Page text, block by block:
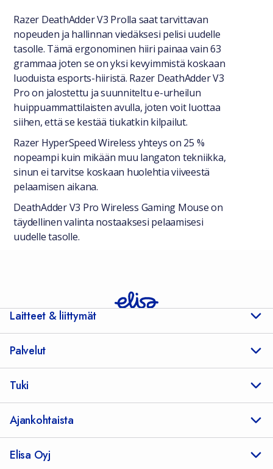
Yleiset tiedot
Razer DeathAdder V3 Prolla saat tarvittavan
nopeuden ja hallinnan viedäksesi pelisi uudelle
tasolle. Tämä ergonominen hiiri painaa vain 63
grammaa joten se on yksi kevyimmistä koskaan
luoduista esports-hiiristä. Razer DeathAdder V3
Pro on jalostettu ja suunniteltu e-urheilun
huippuammattilaisten avulla, joten voit luottaa
siihen, että se kestää tiukatkin kilpailut.
Razer HyperSpeed Wireless yhteys on 25 %
nopeampi kuin mikään muu langaton tekniikka,
sinun ei tarvitse koskaan huolehtia viiveestä
pelaamisen aikana.
DeathAdder V3 Pro Wireless Gaming Mouse on
täydellinen valinta nostaaksesi pelaamisesi
uudelle tasolle.
Laitteet & liittymät
Palvelut
Tuki
Ajankohtaista
Elisa Oyj